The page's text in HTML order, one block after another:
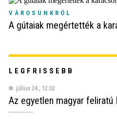
VÁROSUNKRÓL
A gútaiak megértették a
LEGFRISSEBB
július 24., 12:02
Az egyetlen magyar feliratú